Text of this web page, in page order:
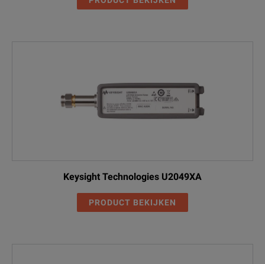
Keysight Technologies U2049XA
PRODUCT BEKIJKEN